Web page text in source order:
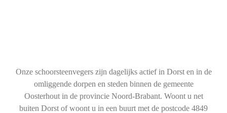
Onze schoorsteenvegers zijn dagelijks actief in Dorst en in de
omliggende dorpen en steden binnen de gemeente
Oosterhout in de provincie Noord-Brabant. Woont u net
buiten Dorst of woont u in een buurt met de postcode 4849